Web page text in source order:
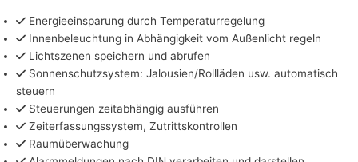
Energieeinsparung durch Temperaturregelung
Innenbeleuchtung in Abhängigkeit vom Außenlicht regeln
Lichtszenen speichern und abrufen
Sonnenschutzsystem: Jalousien/Rollläden usw. automatisch
steuern
Steuerungen zeitabhängig ausführen
Zeiterfassungssystem, Zutrittskontrollen
Raumüberwachung